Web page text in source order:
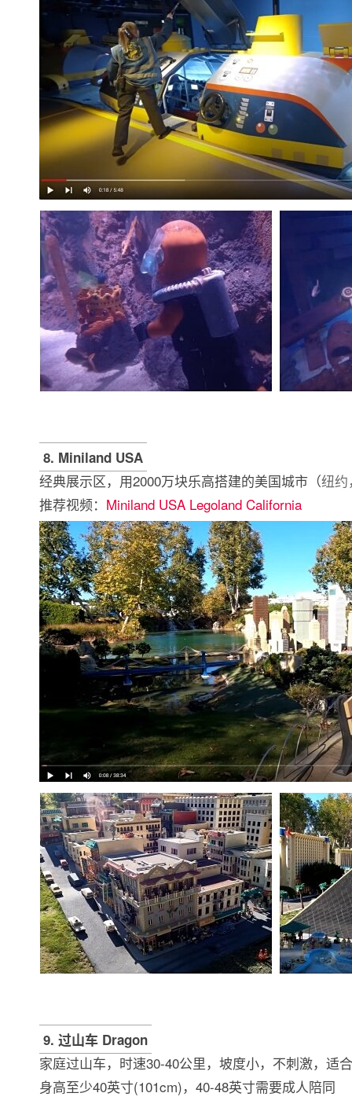
8. Miniland USA
经典展示区，用2000万块乐高搭建的美国城市（纽约
推荐视频： Miniland USA Legoland California
9. 过山车 Dragon
家庭过山车，时速30-40公里，坡度小，不刺激，适
身高至少40英寸(101cm)，40-48英寸需要成人陪同